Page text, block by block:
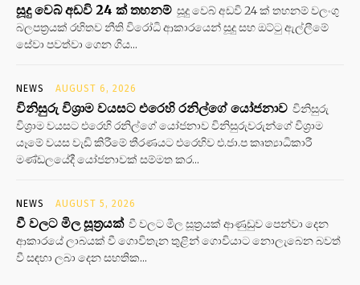
සූදු වෙබ් අඩවි 24 ක් තහනම් සූදු වෙබ් අඩවි 24 ක් තහනම් වලංගු
බලපත්‍රයක් රහිතව නීති විරෝධි ආකාරයෙන් සූදු සහ ඔට්ටු ඇල්ලීමේ
සේවා පවත්වා ගෙන ගිය...
NEWS AUGUST 6, 2026
විනිසුරු විශ්‍රාම වයසට එරෙහි රනිල්ගේ යෝජනාව විනිසුරු
විශ්‍රාම වයසට එරෙහි රනිල්ගේ යෝජනාව විනිසුරුවරුන්ගේ විශ්‍රාම
යෑමේ වයස වැඩි කිරීමේ තීරණයට එරෙහිව එ.ජා.ප කෘත්‍යාධිකාරී
මණ්ඩලයේදී යෝජනාවක් සම්මත කර...
NEWS AUGUST 5, 2026
වී වලට මිල සූත්‍රයක් වී වලට මිල සූත්‍රයක් ආණුඩුව පෙන්වා දෙන
ආකාරයේ ලාබයක් වී ගොවිතැන තුළින් ගොවියාට නොලැබෙන බවත්
වී සඳහා ලබා දෙන සහතික...